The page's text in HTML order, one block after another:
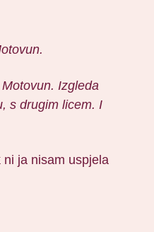
Izgleda
s drugim licem. I
ja nisam uspjela